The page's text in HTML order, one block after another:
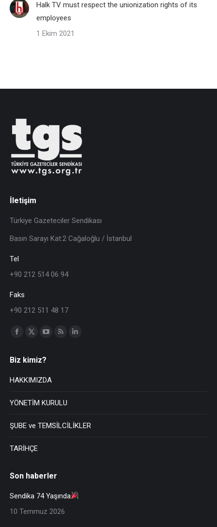
Halk TV must respect the unionization rights of its
employees
1 Ekim 2021
İletişim
Türkiye Gazeteciler Sendikası
Basın Sarayı Kat:2 Cağaloğlu / İstanbul
Tel
+90 212 514 06 94
Faks
+90 212 511 48 17
Find us on:
Biz kimiz?
HAKKIMIZDA
YÖNETİM KURULU
ŞUBE ve TEMSİLCİLİKLER
TARİHÇE
Son haberler
Sendika 74 Yaşında
10 Temmuz 2026